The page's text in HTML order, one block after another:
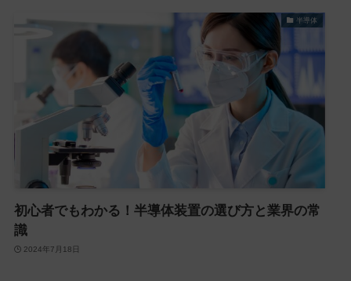
半導体
初心者でもわかる！半導体装置の選び方と業界の常
識
2024年7月18日